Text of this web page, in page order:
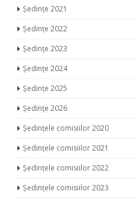
Ședințe 2021
Ședințe 2022
Ședințe 2023
Ședințe 2024
Ședințe 2025
Ședințe 2026
Ședințele comisiilor 2020
Ședințele comisiilor 2021
Ședințele comisiilor 2022
Ședințele comisiilor 2023